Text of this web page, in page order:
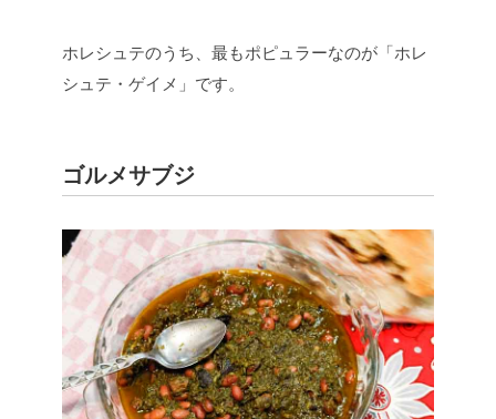
ホレシュテのうち、最もポピュラーなのが「ホレ
シュテ・ゲイメ」です。
ゴルメサブジ